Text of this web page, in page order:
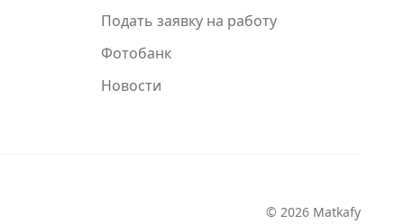
Подать заявку на работу
Фотобанк
Новости
© 2026 Matkafy